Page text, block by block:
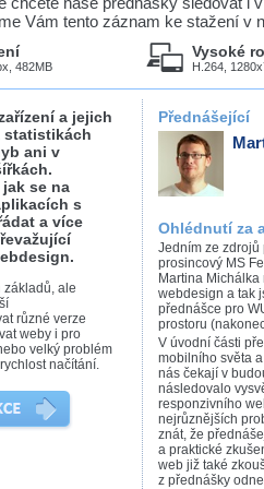
Vám tento záznam ke stažení v
482MB
Vysoké
H.264,
a jejich
statistikách
ani v
se na
s
a více
základů, ale
různé verze
weby i pro
velký problém
načítání.
Přednášející
Ohlédnutí za
Jedním ze zdrojů
prosincový MS
Martina
webdesign a tak
přednášce pro
prostoru
V úvodní části
mobilního světa
nás čekají v
následovalo
responzivního
nejrůznějších
znát, že
a praktické
web již také
z přednášky